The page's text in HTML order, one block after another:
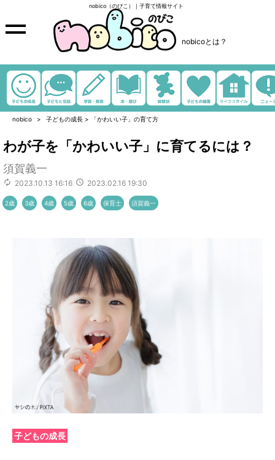
nobico（のびこ）｜子育て情報サイト
nobicoとは？
nobico 子どもの成長 > 「かわいい子」の育て方
わが子を「かわいい子」に育てるには？
須賀義一
2023.10.13 16:16 2023.02.16 19:30
2歳 3歳 4歳 5歳 6歳 保育士 須賀義一
子どもの成長